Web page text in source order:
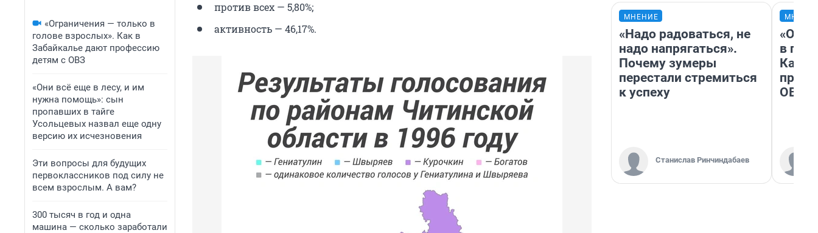
«Ограничения — только в
голове взрослых». Как в
Забайкалье дают профессию
детям с ОВЗ
«Они всё еще в лесу, и им
нужна помощь»: сын
пропавших в тайге
Усольцевых назвал еще одну
версию их исчезновения
Эти вопросы для будущих
первоклассников под силу не
всем взрослым. А вам?
300 тысяч в год и одна
машина — сколько заработали
против всех — 5,80%;
активность — 46,17%.
МНЕНИЕ
«Надо радоваться, не
надо напрягаться».
Почему зумеры
перестали стремиться
к успеху
Станислав Ринчиндабаев
в
Как в
ОВЗ